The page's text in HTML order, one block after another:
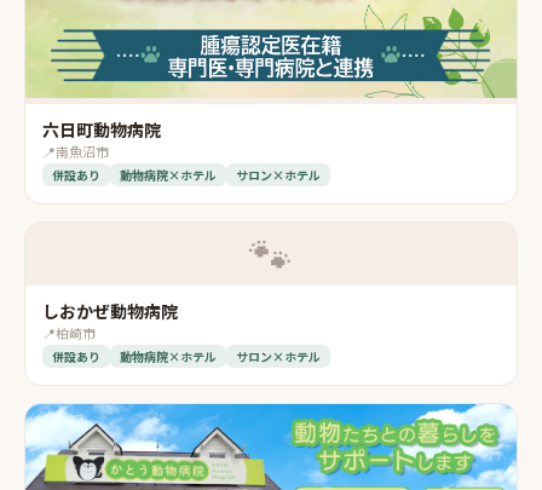
六日町動物病院
📍南魚沼市
併設あり 動物病院×ホテル サロン×ホテル
🐾
しおかぜ動物病院
📍柏崎市
併設あり 動物病院×ホテル サロン×ホテル